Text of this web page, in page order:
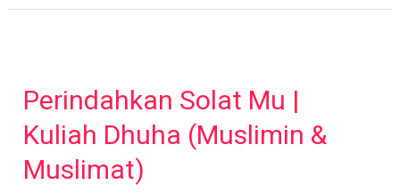
Perindahkan Solat Mu |
Kuliah Dhuha (Muslimin &
Muslimat)
Mu
|
Dhuha